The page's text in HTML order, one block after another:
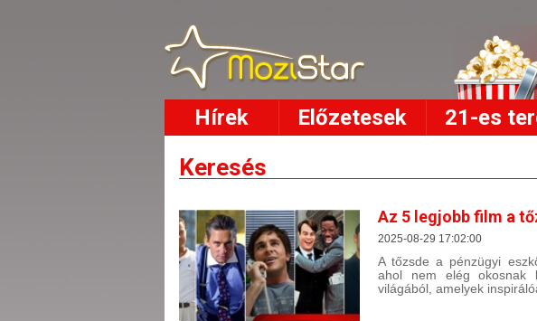
Hírek Előzetesek 21-es
Keresés
Az 5 legjobb film a
2025-08-29 17:02:00
A tőzsde a pénzügyi
ahol nem elég okosnak
világából, amelyek